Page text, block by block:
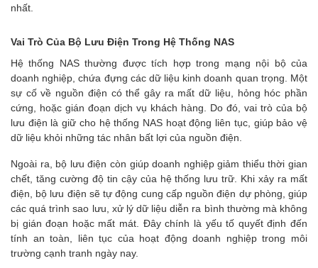
nhất.
Vai Trò Của Bộ Lưu Điện Trong Hệ Thống NAS
Hệ thống NAS thường được tích hợp trong mạng nội bộ của
doanh nghiệp, chứa đựng các dữ liệu kinh doanh quan trọng. Một
sự cố về nguồn điện có thể gây ra mất dữ liệu, hỏng hóc phần
cứng, hoặc gián đoạn dịch vụ khách hàng. Do đó, vai trò của bộ
lưu điện là giữ cho hệ thống NAS hoạt động liên tục, giúp bảo vệ
dữ liệu khỏi những tác nhân bất lợi của nguồn điện.
Ngoài ra, bộ lưu điện còn giúp doanh nghiệp giảm thiểu thời gian
chết, tăng cường độ tin cậy của hệ thống lưu trữ. Khi xảy ra mất
điện, bộ lưu điện sẽ tự động cung cấp nguồn điện dự phòng, giúp
các quá trình sao lưu, xử lý dữ liệu diễn ra bình thường mà không
bị gián đoạn hoặc mất mát. Đây chính là yếu tố quyết định đến
tính an toàn, liên tục của hoạt động doanh nghiệp trong môi
trường cạnh tranh ngày nay.